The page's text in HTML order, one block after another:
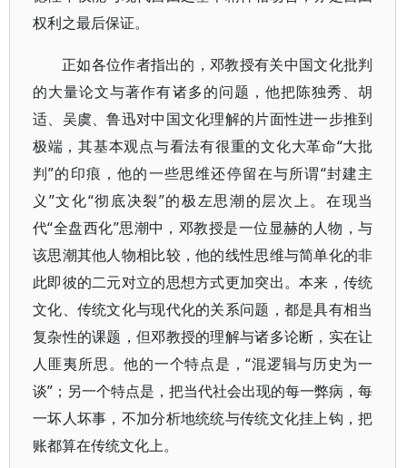
权利之最后保证。
正如各位作者指出的，邓教授有关中国文化批判
的大量论文与著作有诸多的问题，他把陈独秀、胡
适、吴虞、鲁迅对中国文化理解的片面性进一步推到
极端，其基本观点与看法有很重的文化大革命“大批
判”的印痕，他的一些思维还停留在与所谓“封建主
义”文化“彻底决裂”的极左思潮的层次上。在现当
代“全盘西化”思潮中，邓教授是一位显赫的人物，与
该思潮其他人物相比较，他的线性思维与简单化的非
此即彼的二元对立的思想方式更加突出。本来，传统
文化、传统文化与现代化的关系问题，都是具有相当
复杂性的课题，但邓教授的理解与诸多论断，实在让
人匪夷所思。他的一个特点是，“混逻辑与历史为一
谈”；另一个特点是，把当代社会出现的每一弊病，每
一坏人坏事，不加分析地统统与传统文化挂上钩，把
账都算在传统文化上。